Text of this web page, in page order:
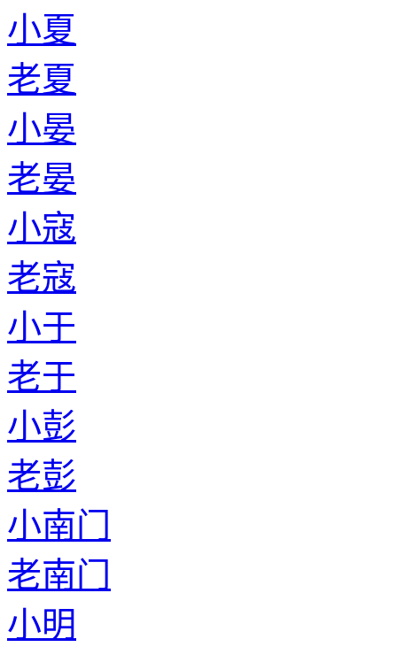
小夏
老夏
小晏
老晏
小寇
老寇
小于
老于
小彭
老彭
小南门
老南门
小明